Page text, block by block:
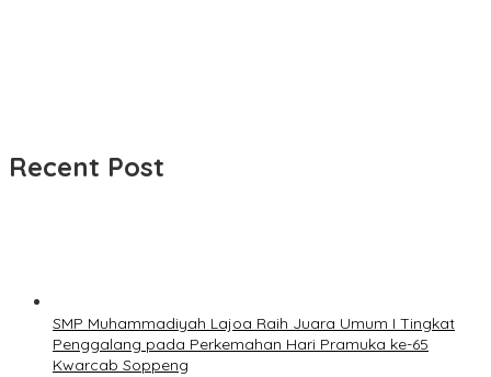
Recent Post
SMP Muhammadiyah Lajoa Raih Juara Umum I Tingkat
Penggalang pada Perkemahan Hari Pramuka ke-65
Kwarcab Soppeng